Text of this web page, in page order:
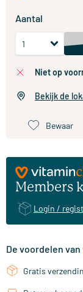
Aantal
niet op
Bekijk de
Bewaar
Members
Login /
De voordelen van
Gratis